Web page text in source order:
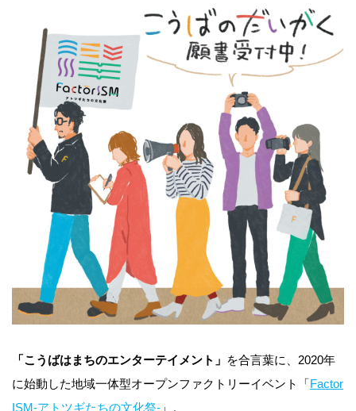
「こうばはまちのエンターテイメント」 を合言葉に、2020年
に始動した地域一体型オープンファクトリーイベント「Factor
ISM-アトツギたちの文化祭- 」。